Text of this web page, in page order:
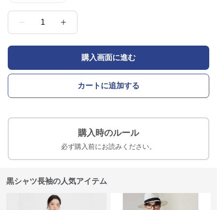
1
購入画面に進む
カートに追加する
購入時のルール
必ず購入前にお読みください。
黒シャツ長袖の人気アイテム